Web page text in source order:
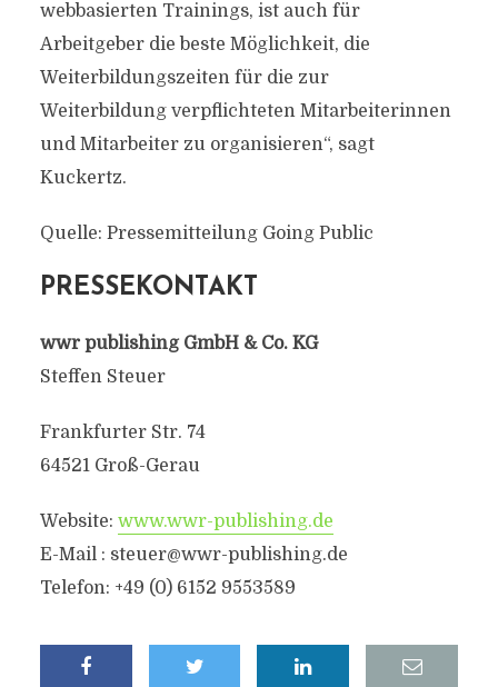
webbasierten Trainings, ist auch für
Arbeitgeber die beste Möglichkeit, die
Weiterbildungszeiten für die zur
Weiterbildung verpflichteten Mitarbeiterinnen
und Mitarbeiter zu organisieren“, sagt
Kuckertz.
Quelle: Pressemitteilung Going Public
PRESSEKONTAKT
wwr publishing GmbH & Co. KG
Steffen Steuer
Frankfurter Str. 74
64521 Groß-Gerau
Website: www.wwr-publishing.de
E-Mail : steuer@wwr-publishing.de
Telefon: +49 (0) 6152 9553589